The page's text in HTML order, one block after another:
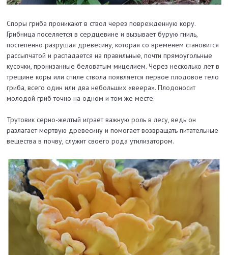
Споры гриба проникают в ствол через поврежденную кору.
Грибница поселяется в сердцевине и вызывает бурую гниль,
постепенно разрушая древесину, которая со временем становится
рассыпчатой и распадается на правильные, почти прямоугольные
кусочки, пронизанные беловатым мицелием. Через несколько лет в
трещине коры или спиле ствола появляется первое плодовое тело
гриба, всего один или два небольших «веера». Плодоносит
молодой гриб точно на одном и том же месте.
Трутовик серно-желтый играет важную роль в лесу, ведь он
разлагает мертвую древесину и помогает возвращать питательные
вещества в почву, служит своего рода утилизатором.